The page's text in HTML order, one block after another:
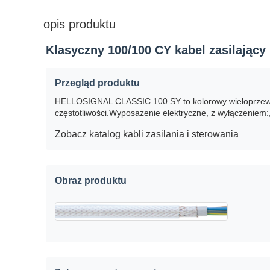
opis produktu
Klasyczny 100/100 CY kabel
Przegląd produktu
HELLOSIGNAL CLASSIC 100 SY to kolorowy
częstotliwości.Wyposażenie elektryczne, z
Zobacz katalog kabli zasilania i sterowania
Obraz produktu